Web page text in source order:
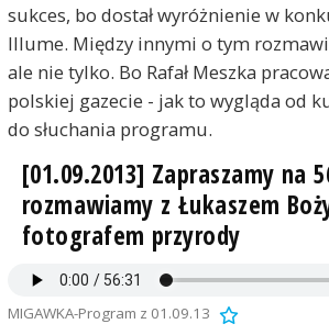
sukces, bo dostał wyróżnienie w
Illume. Między innymi o tym
ale nie tylko. Bo Rafał Meszka
polskiej gazecie - jak to wygląda od
do słuchania programu.
[01.09.2013] Zapraszamy na
rozmawiamy z Łukaszem
fotografem przyrody
MIGAWKA-Program z 01.09.13